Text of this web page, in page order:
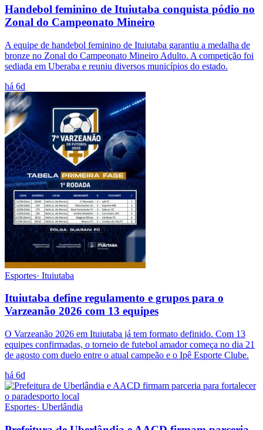
Handebol feminino de Ituiutaba conquista pódio no
Zonal do Campeonato Mineiro
A equipe de handebol feminino de Ituiutaba garantiu a medalha de
bronze no Zonal do Campeonato Mineiro Adulto. A competição foi
sediada em Uberaba e reuniu diversos municípios do estado.
há 6d
Esportes· Ituiutaba
Ituiutaba define regulamento e grupos para o
Varzeanão 2026 com 13 equipes
O Varzeanão 2026 em Ituiutaba já tem formato definido. Com 13
equipes confirmadas, o torneio de futebol amador começa no dia 21
de agosto com duelo entre o atual campeão e o Ipê Esporte Clube.
há 6d
Esportes· Uberlândia